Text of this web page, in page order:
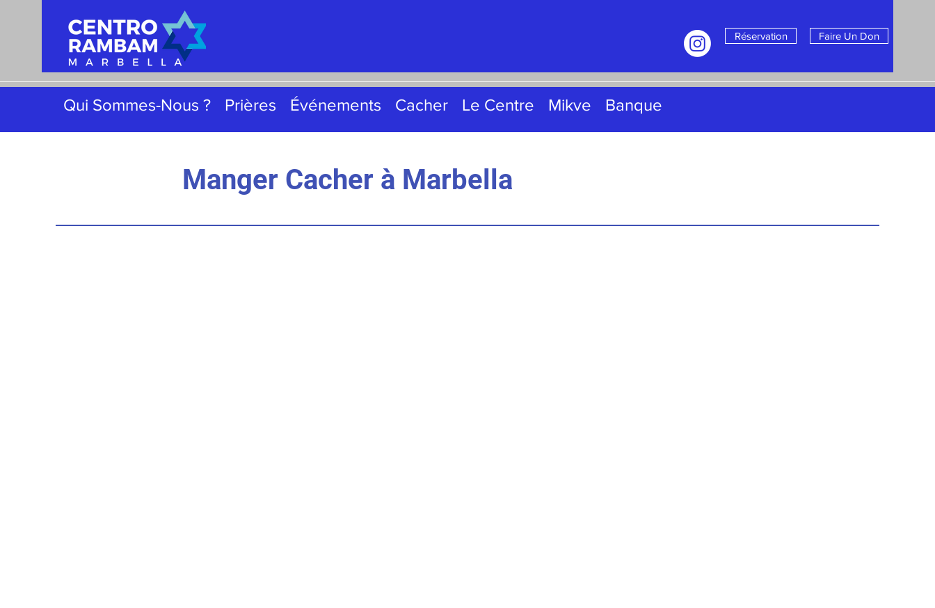
Réservation Faire Un Don
Qui Sommes-Nous ? Prières Événements Cacher Le Centre Mikve Banque
Manger Cacher à Marbella